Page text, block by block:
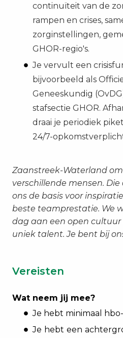
continuïteit van de
rampen en crises,
zorginstellingen,
GHOR-regio's.
Je vervult een
bijvoorbeeld als
Geneeskundig
stafsectie GHOR.
draai je periodiek
24/7-
Zaanstreek-Waterland
verschillende mensen.
ons de basis voor
beste teamprestatie. We
dag aan een open
uniek talent. Je bent bij
Vereisten
Wat neem jij mee?
Je hebt minimaal
Je hebt een